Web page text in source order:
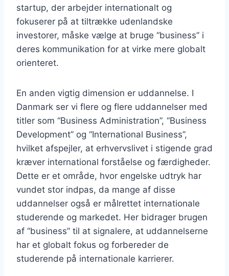
startup, der arbejder internationalt og
fokuserer på at tiltrække udenlandske
investorer, måske vælge at bruge “business” i
deres kommunikation for at virke mere globalt
orienteret.
En anden vigtig dimension er uddannelse. I
Danmark ser vi flere og flere uddannelser med
titler som “Business Administration”, “Business
Development” og “International Business”,
hvilket afspejler, at erhvervslivet i stigende grad
kræver international forståelse og færdigheder.
Dette er et område, hvor engelske udtryk har
vundet stor indpas, da mange af disse
uddannelser også er målrettet internationale
studerende og markedet. Her bidrager brugen
af “business” til at signalere, at uddannelserne
har et globalt fokus og forbereder de
studerende på internationale karrierer.